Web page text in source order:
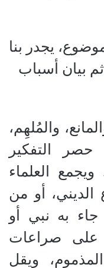
يجدر بنا
ثم بيان أسباب
والمُلهِم،
التفكير
ويجمع العلماء
الديني، أو من
به نبي أو
على صراعات
ويقل